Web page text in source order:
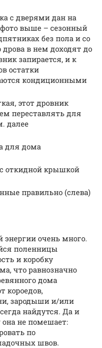
с дверями дан на
выше – сезонный
без пола и со
в нем доходят до
запирается, и к
остатки
кондиционными
этот дровник
переставлять для
далее
для дома
откидной крышкой
правильно (слева)
энергии очень много.
поленницы
и коробку
что равнозначно
дома
короедов,
зародыши и/или
найдутся. Да и
не помешает:
по
швов.